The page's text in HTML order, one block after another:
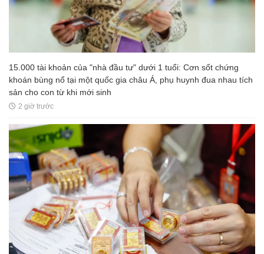
15.000 tài khoản của "nhà đầu tư" dưới 1 tuổi: Cơn sốt chứng
khoán bùng nổ tại một quốc gia châu Á, phụ huynh đua nhau tích
sản cho con từ khi mới sinh
2 giờ trước